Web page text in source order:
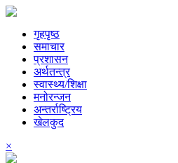
गृहपृष्ठ
समाचार
प्रशासन
अर्थतन्त्र
स्वास्थ्य/शिक्षा
मनोरन्जन
अन्तर्राष्ट्रिय
खेलकुद
×